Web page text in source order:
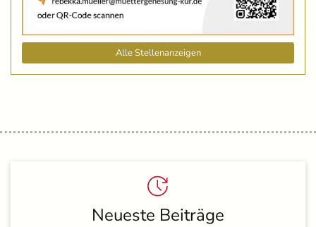
Alle Stellenanzeigen
Neueste Beiträge